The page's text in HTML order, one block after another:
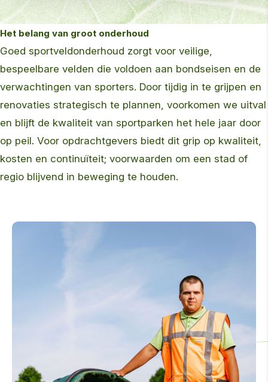
Het belang van groot onderhoud
Goed sportveldonderhoud zorgt voor veilige,
bespeelbare velden die voldoen aan bondseisen en de
verwachtingen van sporters. Door tijdig in te grijpen en
renovaties strategisch te plannen, voorkomen we uitval
en blijft de kwaliteit van sportparken het hele jaar door
op peil. Voor opdrachtgevers biedt dit grip op kwaliteit,
kosten en continuïteit; voorwaarden om een stad of
regio blijvend in beweging te houden.